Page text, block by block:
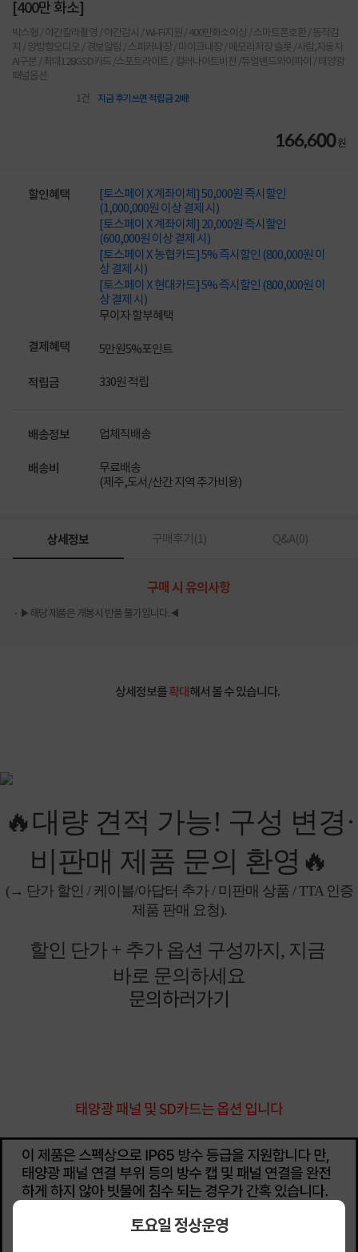
토요일 정상운영
[400만 화소]
박스형 / 야간칼라촬영 / 야간감시 / Wi-Fi지원 / 400만화소이상 / 스마트폰호환 / 동작감
지 / 양방향오디오 / 경보알림 / 스피커내장 / 마이크내장 / 메모리저장 슬롯 /사람,자동차
AI구분 / 최대128GSD카드 /스포트라이트 / 컬러나이트비전 /듀얼밴드와이파이 / 태양광
패널옵션
1건 지금 후기쓰면 적립금 2배!
166,600원
할인혜택
[토스페이 X 계좌이체] 50,000원 즉시할인
(1,000,000원 이상 결제 시)
[토스페이 X 계좌이체] 20,000원 즉시할인
(600,000원 이상 결제 시)
[토스페이 X 농협카드] 5% 즉시할인 (800,000원 이
상 결제 시)
[토스페이 X 현대카드] 5% 즉시할인 (800,000원 이
상 결제 시)
무이자 할부혜택
결제혜택 5만원5%포인트
적립금 330원 적립
배송정보 업체직배송
배송비
무료배송
(제주,도서/산간 지역 추가비용)
상세정보 구매후기(1) Q&A(0)
구매 시 유의사항
▶해당 제품은 개봉시 반품 불가입니다.◀
상세정보를확대해서 볼 수 있습니다.
🔥대량 견적 가능! 구성 변경·
비판매 제품 문의 환영🔥
(→ 단가 할인 / 케이블/아답터 추가 / 미판매 상품 / TTA 인증
제품 판매 요청).
할인 단가 + 추가 옵션 구성까지, 지금
바로 문의하세요
문의하러가기
태양광 패널 및 SD카드는 옵션 입니다